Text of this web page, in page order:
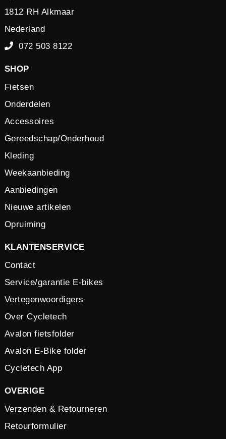
1812 RH Alkmaar
Nederland
072 503 8122
SHOP
Fietsen
Onderdelen
Accessoires
Gereedschap/Onderhoud
Kleding
Weekaanbieding
Aanbiedingen
Nieuwe artikelen
Opruiming
KLANTENSERVICE
Contact
Service/garantie E-bikes
Vertegenwoordigers
Over Cycletech
Avalon fietsfolder
Avalon E-Bike folder
Cycletech App
OVERIGE
Verzenden & Retourneren
Retourformulier